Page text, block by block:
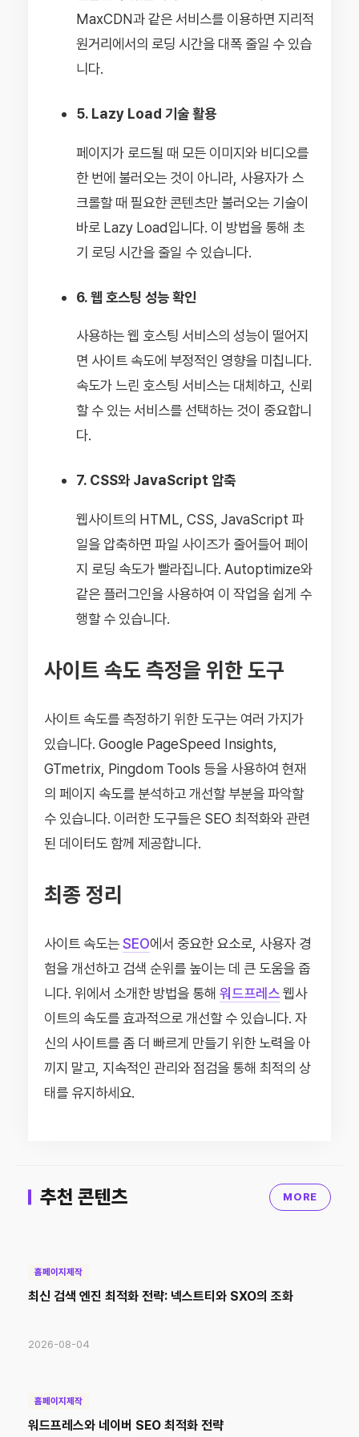
MaxCDN과 같은 서비스를 이용하면 지리적
원거리에서의 로딩 시간을 대폭 줄일 수 있습
니다.
5. Lazy Load 기술 활용
페이지가 로드될 때 모든 이미지와 비디오를
한 번에 불러오는 것이 아니라, 사용자가 스
크롤할 때 필요한 콘텐츠만 불러오는 기술이
바로 Lazy Load입니다. 이 방법을 통해 초
기 로딩 시간을 줄일 수 있습니다.
6. 웹 호스팅 성능 확인
사용하는 웹 호스팅 서비스의 성능이 떨어지
면 사이트 속도에 부정적인 영향을 미칩니다.
속도가 느린 호스팅 서비스는 대체하고, 신뢰
할 수 있는 서비스를 선택하는 것이 중요합니
다.
7. CSS와 JavaScript 압축
웹사이트의 HTML, CSS, JavaScript 파
일을 압축하면 파일 사이즈가 줄어들어 페이
지 로딩 속도가 빨라집니다. Autoptimize와
같은 플러그인을 사용하여 이 작업을 쉽게 수
행할 수 있습니다.
사이트 속도 측정을 위한 도구
사이트 속도를 측정하기 위한 도구는 여러 가지가
있습니다. Google PageSpeed Insights,
GTmetrix, Pingdom Tools 등을 사용하여 현재
의 페이지 속도를 분석하고 개선할 부분을 파악할
수 있습니다. 이러한 도구들은 SEO 최적화와 관련
된 데이터도 함께 제공합니다.
최종 정리
사이트 속도는SEO에서 중요한 요소로, 사용자 경
험을 개선하고 검색 순위를 높이는 데 큰 도움을 줍
니다. 위에서 소개한 방법을 통해 워드프레스웹사
이트의 속도를 효과적으로 개선할 수 있습니다. 자
신의 사이트를 좀 더 빠르게 만들기 위한 노력을 아
끼지 말고, 지속적인 관리와 점검을 통해 최적의 상
태를 유지하세요.
추천 콘텐츠 MORE
홈페이지제작
최신 검색 엔진 최적화 전략: 넥스트티와 SXO의 조화
2026-08-04
홈페이지제작
워드프레스와 네이버 SEO 최적화 전략